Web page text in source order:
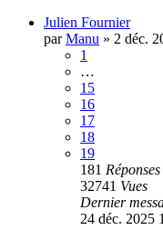
Julien Fournier
parManu » 2 déc.
1
…
15
16
17
18
19
181 Réponses
32741 Vues
Dernier
24 déc. 2025